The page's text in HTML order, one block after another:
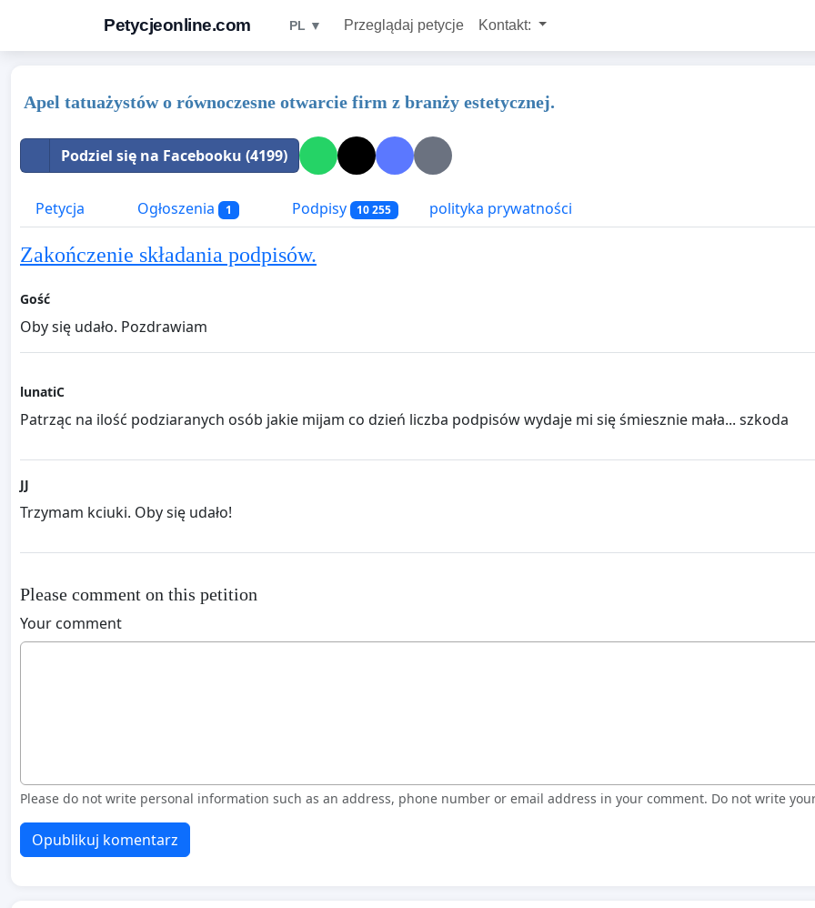
Petycjeonline.com PL ▼ Przeglądaj petycje Kontakt:
Apel tatuażystów o równoczesne otwarcie firm z branży estetycznej.
Podziel się na Facebooku (4199)
Petycja Ogłoszenia 1 Podpisy 10 255 polityka prywatności
Zakończenie składania podpisów.
Gość
Oby się udało. Pozdrawiam
lunatiC
Patrząc na ilość podziaranych osób jakie mijam co dzień liczba podpisów wydaje mi się śmiesznie mała... szkoda
JJ
Trzymam kciuki. Oby się udało!
Please comment on this petition
Your comment
Please do not write personal information such as an address, phone number or email address in your comment. Do not write
Opublikuj komentarz